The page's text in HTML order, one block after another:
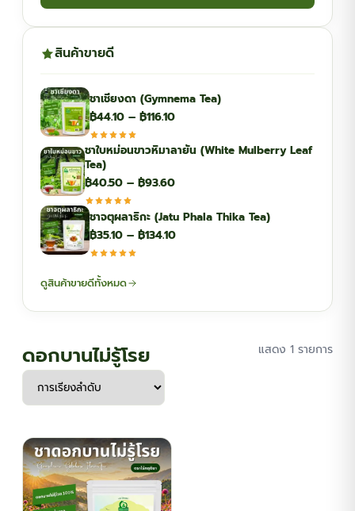
สินค้าขายดี
ชาเชียงดา (Gymnema Tea)
฿44.10 – ฿116.10Price
฿44.10
฿116.10
ชาใบหม่อนขาวหิมาลายัน (White Mulberry Leaf
Tea)
฿40.50 – ฿93.60Price
฿40.50
through
ชาจตุผลาธิกะ (Jatu Phala Thika Tea)
฿35.10 – ฿134.10Price
ดูสินค้าขายดีทั้งหมด
ดอกบานไม่รู้โรย แสดง 1 รายการ